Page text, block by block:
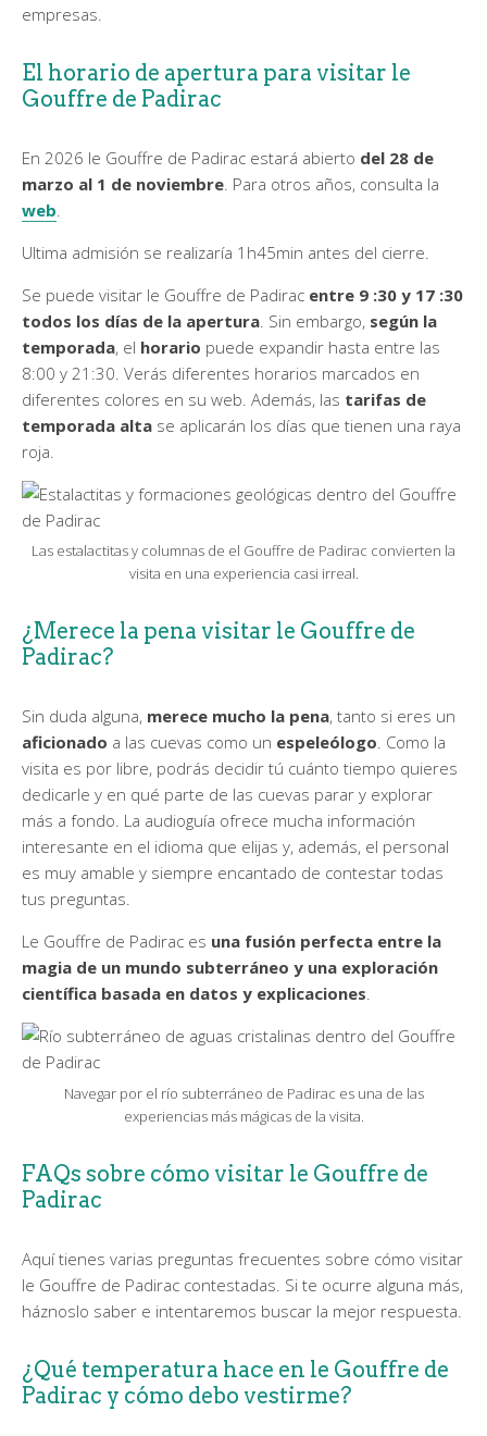
empresas.
El horario de apertura para visitar le
Gouffre de Padirac
En 2026 le Gouffre de Padirac estará abierto del 28 de
marzo al 1 de noviembre . Para otros años, consulta la
web
Ultima admisión se realizaría 1h45min antes del cierre.
Se puede visitar le Gouffre de Padirac entre 9 :30 y 17 :30
todos los días de la apertura . Sin embargo, según la
temporada, el horario puede expandir hasta entre las
8:00 y 21:30. Verás diferentes horarios marcados en
diferentes colores en su web. Además, las tarifas de
temporada alta se aplicarán los días que tienen una raya
roja.
Las estalactitas y columnas de el Gouffre de Padirac convierten la
visita en una experiencia casi irreal.
¿Merece la pena visitar le Gouffre de
Padirac?
Sin duda alguna, merece mucho la pena, tanto si eres un
aficionado a las cuevas como un espeleólogo. Como la
visita es por libre, podrás decidir tú cuánto tiempo quieres
dedicarle y en qué parte de las cuevas parar y explorar
más a fondo. La audioguía ofrece mucha información
interesante en el idioma que elijas y, además, el personal
es muy amable y siempre encantado de contestar todas
tus preguntas.
Le Gouffre de Padirac es una fusión perfecta entre la
magia de un mundo subterráneo y una exploración
científica basada en datos y explicaciones.
Navegar por el río subterráneo de Padirac es una de las
experiencias más mágicas de la visita.
FAQs sobre cómo visitar le Gouffre de
Padirac
Aquí tienes varias preguntas frecuentes sobre cómo visitar
le Gouffre de Padirac contestadas. Si te ocurre alguna más,
háznoslo saber e intentaremos buscar la mejor respuesta.
¿Qué temperatura hace en le Gouffre de
Padirac y cómo debo vestirme?